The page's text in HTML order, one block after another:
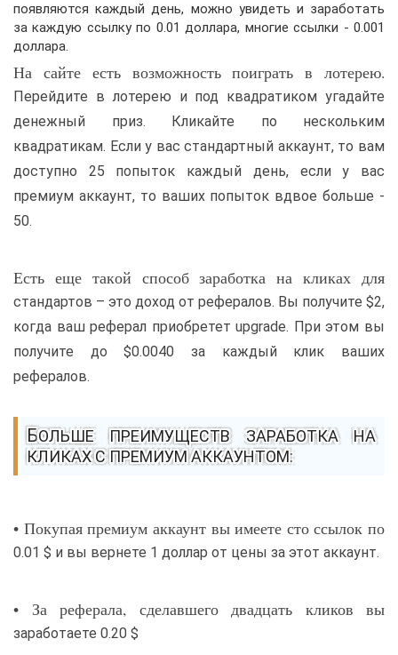
появляются каждый день, можно увидеть и заработать
за каждую ссылку по 0.01 доллара, многие ссылки - 0.001
доллара.
На сайте есть возможность поиграть в лотерею.
Перейдите в лотерею и под квадратиком угадайте
денежный приз. Кликайте по нескольким
квадратикам. Если у вас стандартный аккаунт, то вам
доступно 25 попыток каждый день, если у вас
премиум аккаунт, то ваших попыток вдвое больше -
50.
Есть еще такой способ заработка на кликах для
стандартов – это доход от рефералов. Вы получите $2,
когда ваш реферал приобретет upgrade. При этом вы
получите до $0.0040 за каждый клик ваших
рефералов.
БОЛЬШЕ ПРЕИМУЩЕСТВ ЗАРАБОТКА НА
КЛИКАХ С ПРЕМИУМ АККАУНТОМ:
• Покупая премиум аккаунт вы имеете сто ссылок по
0.01 $ и вы вернете 1 доллар от цены за этот аккаунт.
• За реферала, сделавшего двадцать кликов вы
заработаете 0.20 $